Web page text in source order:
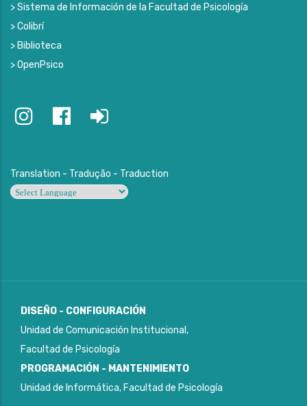
> Sistema de Información de la Facultad de Psicología
> Colibrí
> Biblioteca
> OpenPsico
Translation - Tradução - Traduction
DISEÑO - CONFIGURACIÓN
Unidad de Comunicación Institucional,
Facultad de Psicología
PROGRAMACIÓN - MANTENIMIENTO
Unidad de Informática, Facultad de Psicología